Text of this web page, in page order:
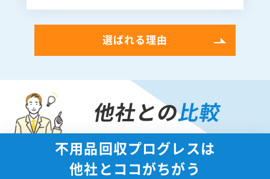
選ばれる理由
他社との比較
不用品回収プログレスは
他社とココがちがう